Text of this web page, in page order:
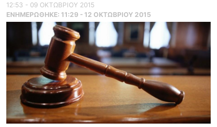
12:53 - 09 ΟΚΤΩΒΡΙΟΥ 2015
ΕΝΗΜΕΡΏΘΗΚΕ: 11:29 - 12 ΟΚΤΩΒΡΙΟΥ 2015